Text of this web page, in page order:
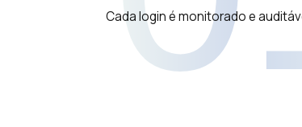
Cada login é monitorado e